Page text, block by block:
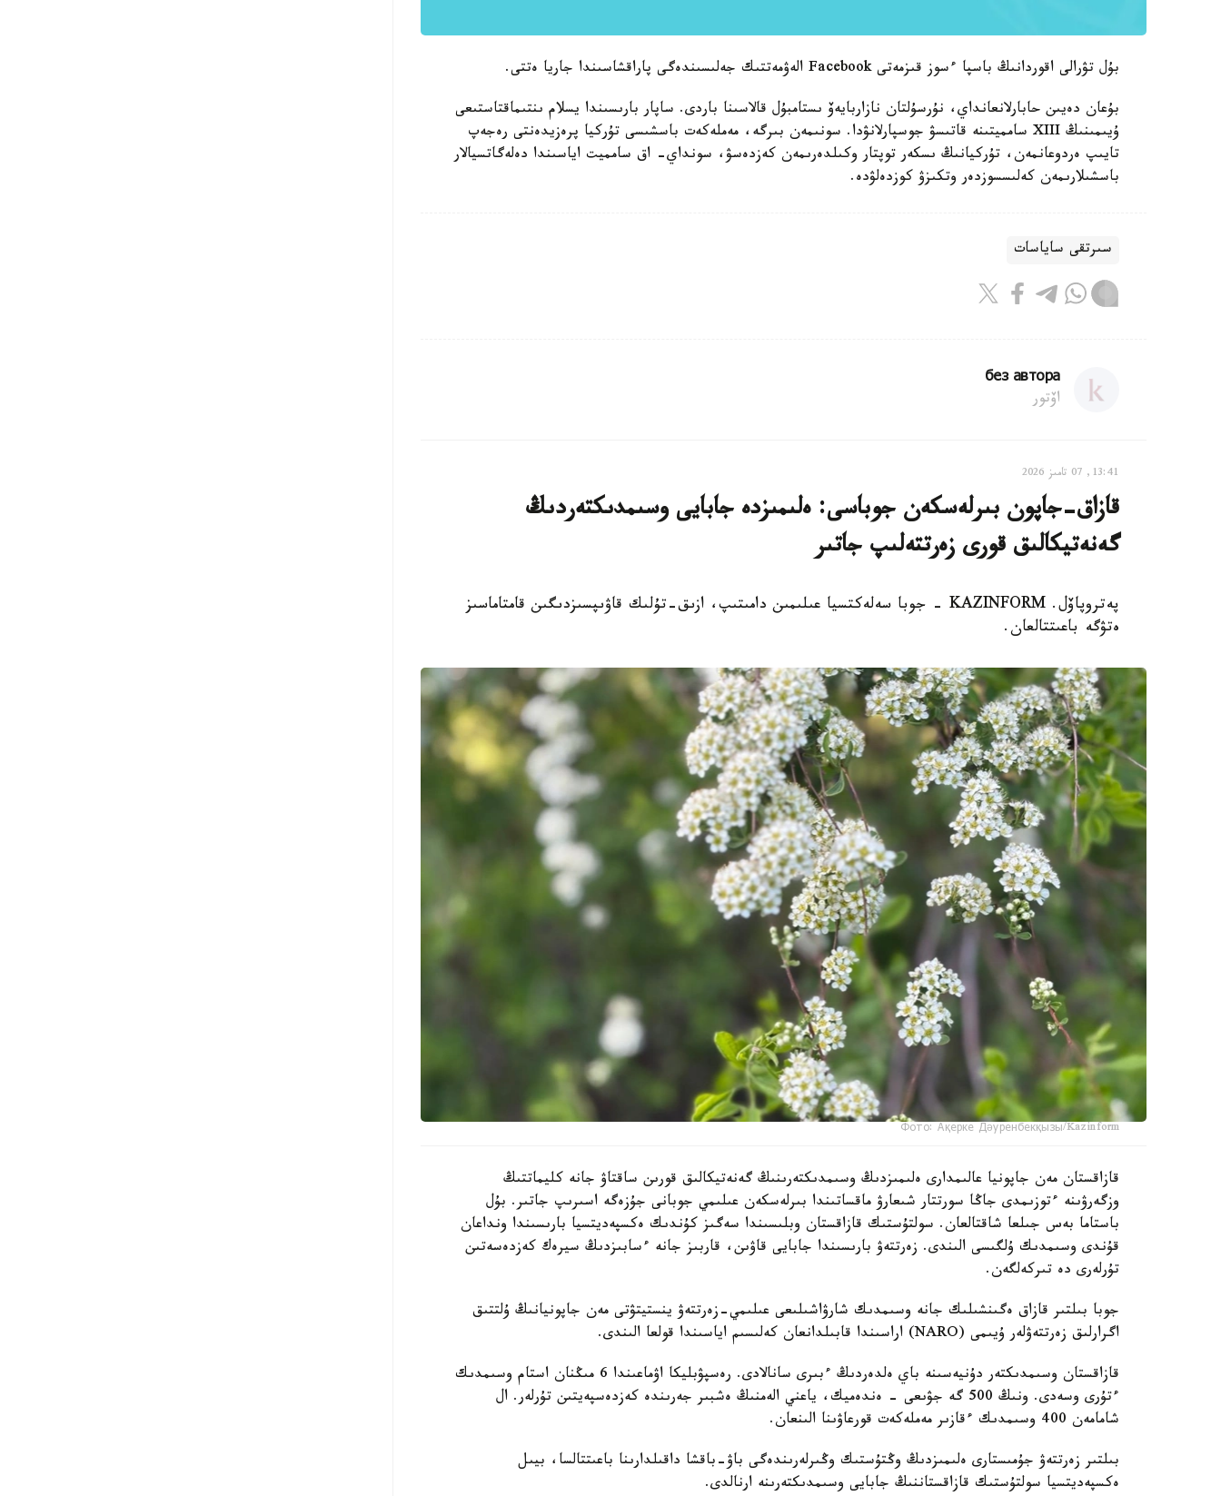
بۇل تۋرالى اقوردانىڭ باسپا ءسوز قىزمەتى Facebook الەۋمەتتىك جەلىسىندەگى پاراقشاسىندا جاريا ەتتى.
بۇعان دەيىن حابارلانعانداي، نۇرسۇلتان نازاربايەۆ ىستامبۇل قالاسىنا باردى. ساپار بارىسىندا يسلام ىنتىماقتاستىعى
ۇيىمىنىڭ XIII سامميتىنە قاتىسۋ جوسپارلانۋدا. سونىمەن بىرگە، مەملەكەت باسشىسى تۇركيا پرەزيدەنتى رەجەپ
تايىپ ەردوعانمەن، تۇركيانىڭ ىسكەر توپتار وكىلدەرىمەن كەزدەسۋ، سونداي- اق سامميت اياسىندا دەلەگاتسيالار
باسشىلارىمەن كەلىسسوزدەر وتكىزۋ كوزدەلۋدە.
سىرتقى ساياسات
без автора
اۆتور
13:41, 07 تامىز 2026
قازاق-جاپون بىرلەسكەن جوباسى: ەلىمىزدە جابايى وسىمدىكتەردىڭ
گەنەتيكالىق قورى زەرتتەلىپ جاتىر
پەتروپاۆل. KAZINFORM - جوبا سەلەكتسيا عىلىمىن دامىتىپ، ازىق-تۇلىك قاۋىپسىزدىگىن قامتاماسىز
ەتۋگە باعىتتالعان.
Фото: Ақерке Дәуренбекқызы/Kazinform
قازاقستان مەن جاپونيا عالىمدارى ەلىمىزدىڭ وسىمدىكتەرىنىڭ گەنەتيكالىق قورىن ساقتاۋ جانە كليماتتىڭ
وزگەرۋىنە ءتوزىمدى جاڭا سورتتار شىعارۋ ماقساتىندا بىرلەسكەن عىلىمي جوبانى جۇزەگە اسىرىپ جاتىر. بۇل
باستاما بەس جىلعا شاقتالعان. سولتۇستىك قازاقستان وبلىسىندا سەگىز كۇندىك ەكسپەديتسيا بارىسىندا ونداعان
قۇندى وسىمدىك ۇلگىسى الىندى. زەرتتەۋ بارىسىندا جابايى قاۋىن، قاربىز جانە ءسابىزدىڭ سيرەك كەزدەسەتىن
تۇرلەرى دە تىركەلگەن.
جوبا بىلتىر قازاق ەگىنشىلىك جانە وسىمدىك شارۋاشىلىعى عىلىمي-زەرتتەۋ ينستيتۋتى مەن جاپونيانىڭ ۇلتتىق
اگرارلىق زەرتتەۋلەر ۇيىمى (NARO) اراسىندا قابىلدانعان كەلىسىم اياسىندا قولعا الىندى.
قازاقستان وسىمدىكتەر دۇنيەسىنە باي ەلدەردىڭ ءبىرى سانالادى. رەسپۋبليكا اۋماعىندا 6 مىڭنان استام وسىمدىك
ءتۇرى وسەدى. ونىڭ 500 گە جۋىعى - ەندەميك، ياعني الەمنىڭ ەشبىر جەرىندە كەزدەسپەيتىن تۇرلەر. ال
شامامەن 400 وسىمدىك ءقازىر مەملەكەت قورعاۋىنا الىنعان.
بىلتىر زەرتتەۋ جۇمىستارى ەلىمىزدىڭ وڭتۇستىك وڭىرلەرىندەگى باۋ-باقشا داقىلدارىنا باعىتتالسا، بيىل
ەكسپەديتسيا سولتۇستىك قازاقستاننىڭ جابايى وسىمدىكتەرىنە ارنالدى.